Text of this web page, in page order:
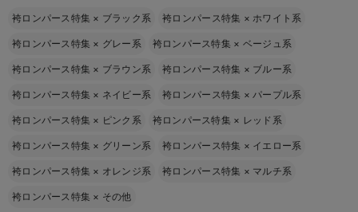
袴ロンパース特集 × ブラック系 袴ロンパース特集 ×ホワイト系
袴ロンパース特集 × グレー系 袴ロンパース特集 × ベージュ系
袴ロンパース特集 × ブラウン系 袴ロンパース特集 × ブルー系
袴ロンパース特集 × ネイビー系 袴ロンパース特集 ×パープル系
袴ロンパース特集 × ピンク系 袴ロンパース特集 × レッド系
袴ロンパース特集 × グリーン系 袴ロンパース特集 × イエロー系
袴ロンパース特集 × オレンジ系 袴ロンパース特集 × マルチ系
袴ロンパース特集 × その他